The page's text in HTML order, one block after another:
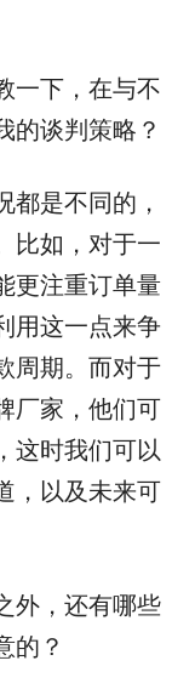
一下，在与不
的谈判策略？
都是不同的，
比如，对于一
更注重订单量
用这一点来争
周期。而对于
厂家，他们可
这时我们可以
，以及未来可
外，还有哪些
的？